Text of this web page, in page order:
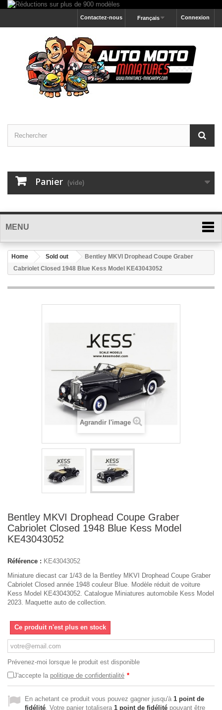
Connexion
Français
Contactez-nous
Panier (vide)
MENU
Home Sold out
Bentley MKVI Drophead Coupe Graber
Cabriolet Closed 1948 Blue Kess Model KE43043052
Agrandir l'image
Bentley MKVI Drophead Coupe Graber
Cabriolet Closed 1948 Blue Kess Model
KE43043052
Référence : KE43043052
Miniature diecast car 1/43 de la Bentley MKVI Drophead Coupe Graber
Cabriolet Closed année 1948 couleur Blue. Modèle réduit de voiture
Kess Model KE43043052. Catalogue Miniatures automobile Kess Model
2023. Maquette auto de collection.
Ce produit n'est plus en stock
Prévenez-moi lorsque le produit est disponible
J'accepte la politique de confidentialité *
En achetant ce produit vous pouvez gagner jusqu'à 1 point de
fidélité. Votre panier totalisera 1 point de fidélité pouvant être